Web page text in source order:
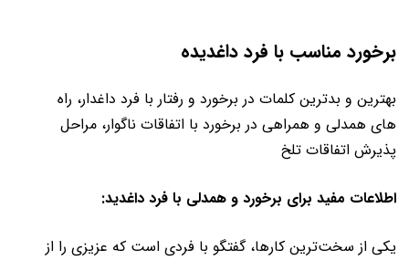
برخورد مناسب با فرد داغدیده
بهترین و بدترین کلمات در برخورد و رفتار با فرد داغدار، راه
های همدلی و همراهی در برخورد با اتفاقات ناگوار، مراحل
پذیرش اتفاقات تلخ
اطلاعات مفید برای برخورد و همدلی با فرد داغدید:
یکی از سخت‌ترین کارها، گفتگو با فردی است که عزیزی را از